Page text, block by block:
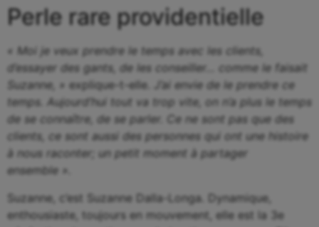
Perle rare providentielle
« Moi je veux prendre le temps avec les clients,
d’essayer des gants, de les conseiller… comme le faisait
Suzanne, » explique-t-elle.
J’ai envie de le prendre ce
temps. Aujourd’hui tout va trop vite, on n’a plus le temps
de se connaître, de se parler. Ce ne sont pas que des
clients, ce sont aussi des personnes qui ont une histoire
à nous raconter; un petit moment à partager
ensemble ».
Suzanne, c’est Suzanne Dalla-Longa. Dynamique,
enthousiaste, toujours en mouvement, elle est la 3e